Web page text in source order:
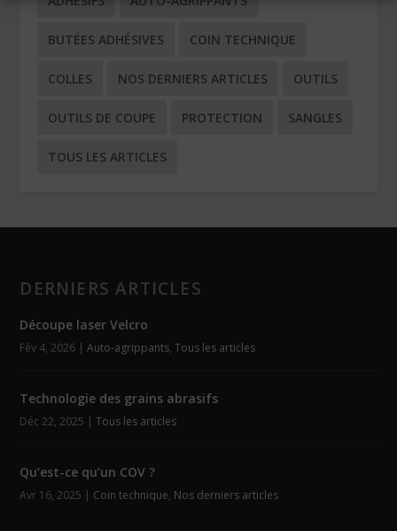
BUTÉES ADHÉSIVES COIN TECHNIQUE
COLLES NOS DERNIERS ARTICLES OUTILS
OUTILS DE COUPE PROTECTION SANGLES
TOUS LES ARTICLES
DERNIERS ARTICLES
Découpe laser Velcro
Fév 4, 2026 |Auto-agrippants,Tous les articles
Technologie des grains abrasifs
Déc 22, 2025 |Tous les articles
Qu’est-ce qu’un COV ?
Avr 16, 2025 | Coin technique, Nos derniers articles